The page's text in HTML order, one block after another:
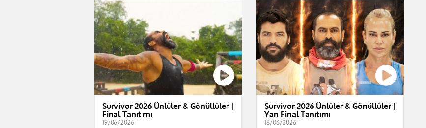
Survivor 2026 Ünlüler & Gönüllüler |
Final Tanıtımı
19/06/2026
Survivor 2026 Ünlüler & Gönüllüler |
Yarı Final Tanıtımı
18/06/2026